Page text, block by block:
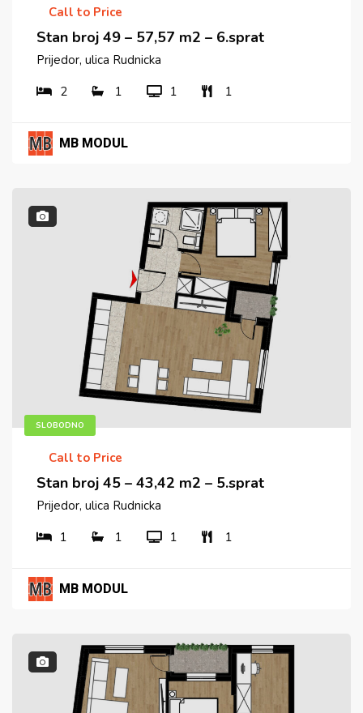
Call to Price
Stan broj 49 – 57,57 m2 – 6.sprat
Prijedor, ulica Rudnicka
2
1 1 1
MB MODUL
SLOBODNO
Call to Price
Stan broj 45 – 43,42 m2 – 5.sprat
Prijedor, ulica Rudnicka
1
1 1 1
MB MODUL